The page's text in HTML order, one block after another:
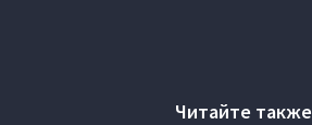
Читайте также